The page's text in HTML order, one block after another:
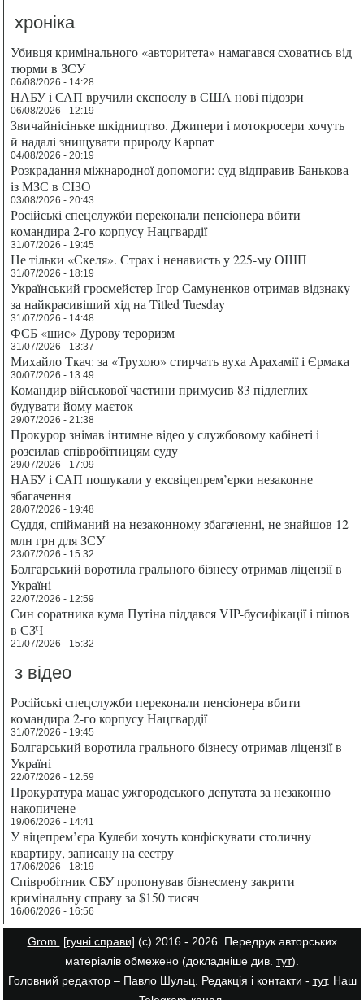
хроніка
Убивця кримінального «авторитета» намагався сховатись від
тюрми в ЗСУ
06/08/2026 - 14:28
НАБУ і САП вручили експослу в США нові підозри
06/08/2026 - 12:19
Звичайнісіньке шкідництво. Джипери і мотокросери хочуть
й надалі знищувати природу Карпат
04/08/2026 - 20:19
Розкрадання міжнародної допомоги: суд відправив Банькова
із МЗС в СІЗО
03/08/2026 - 20:43
Російські спецслужби переконали пенсіонера вбити
командира 2-го корпусу Нацгвардії
31/07/2026 - 19:45
Не тільки «Скеля». Страх і ненависть у 225-му ОШП
31/07/2026 - 18:19
Український гросмейстер Ігор Самуненков отримав відзнаку
за найкрасивіший хід на Titled Tuesday
31/07/2026 - 14:48
ФСБ «шиє» Дурову тероризм
31/07/2026 - 13:37
Михайло Ткач: за «Трухою» стирчать вуха Арахамії і Єрмака
30/07/2026 - 13:49
Командир військової частини примусив 83 підлеглих
будувати йому маєток
29/07/2026 - 21:38
Прокурор знімав інтимне відео у службовому кабінеті і
розсилав співробітницям суду
29/07/2026 - 17:09
НАБУ і САП пошукали у ексвіцепрем’єрки незаконне
збагачення
28/07/2026 - 19:48
Суддя, спійманий на незаконному збагаченні, не знайшов 12
млн грн для ЗСУ
23/07/2026 - 15:32
Болгарський воротила грального бізнесу отримав ліцензії в
Україні
22/07/2026 - 12:59
Син соратника кума Путіна піддався VIP-бусифікації і пішов
в СЗЧ
21/07/2026 - 15:32
з відео
Російські спецслужби переконали пенсіонера вбити
командира 2-го корпусу Нацгвардії
31/07/2026 - 19:45
Болгарський воротила грального бізнесу отримав ліцензії в
Україні
22/07/2026 - 12:59
Прокуратура мацає ужгородського депутата за незаконно
накопичене
19/06/2026 - 14:41
У віцепрем’єра Кулеби хочуть конфіскувати столичну
квартиру, записану на сестру
17/06/2026 - 18:19
Співробітник СБУ пропонував бізнесмену закрити
кримінальну справу за $150 тисяч
16/06/2026 - 16:56
Grom. [гучні справи] (с) 2016 - 2026. Передрук авторських
матеріалів обмежено (докладніше див. тут).
Головний редактор – Павло Шульц. Редакція і контакти - тут. Наш